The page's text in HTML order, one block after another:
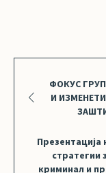
ФОКУС
И
Презентација
стратегии
криминал и